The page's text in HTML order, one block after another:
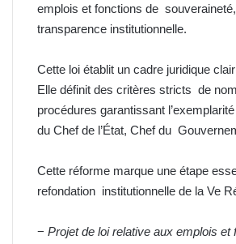
emplois et fonctions de
transparence institutionnelle.
Cette loi établit un cadre juridique
Elle définit des critères stricts de
procédures garantissant
du Chef de l’État, Chef du
Cette réforme marque une étape
refondation institutionnelle de la Ve
− Projet de loi relative aux emplois